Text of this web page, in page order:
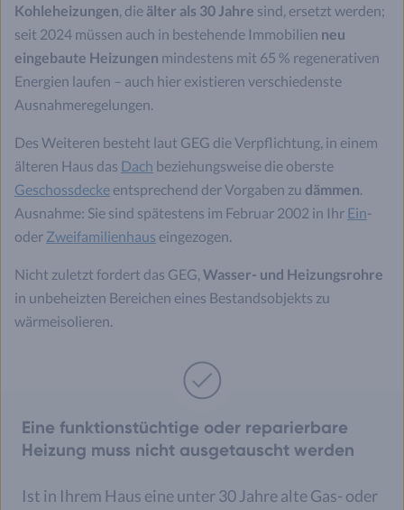
Kohleheizungen, die älter als 30 Jahre sind, ersetzt werden;
seit 2024 müssen auch in bestehende Immobilien neu
eingebaute Heizungen mindestens mit 65 % regenerativen
Energien laufen – auch hier existieren verschiedenste
Ausnahmeregelungen.
Des Weiteren besteht laut GEG die Verpflichtung, in einem
älteren Haus das Dach beziehungsweise die oberste
Geschossdecke entsprechend der Vorgaben zu dämmen.
Ausnahme: Sie sind spätestens im Februar 2002 in Ihr Ein-
oder Zweifamilienhaus eingezogen.
Nicht zuletzt fordert das GEG, Wasser- und Heizungsrohre
in unbeheizten Bereichen eines Bestandsobjekts zu
wärmeisolieren.
Eine funktionstüchtige oder reparierbare
Heizung muss nicht ausgetauscht werden
Ist in Ihrem Haus eine unter 30 Jahre alte Gas- oder